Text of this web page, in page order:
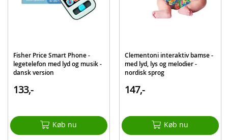
Fisher Price Smart Phone -
legetelefon med lyd og musik -
dansk version
133,-
Køb nu
Clementoni interaktiv bamse -
med lyd, lys og melodier -
nordisk sprog
147,-
Køb nu